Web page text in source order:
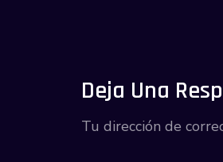
Deja Una
Tu dirección de